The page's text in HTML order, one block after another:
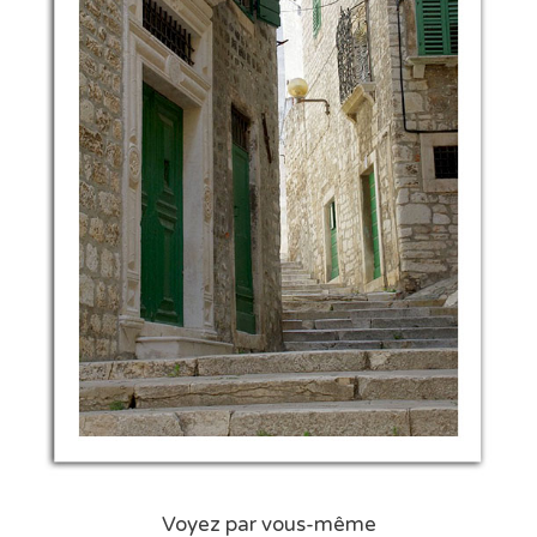
Voyez par vous-même